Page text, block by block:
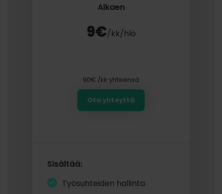
Alkaen
9€/kk/hlö
90€ /kk yhteensä
Ota yhteyttä
Sisältää:
Työsuhteiden hallinta